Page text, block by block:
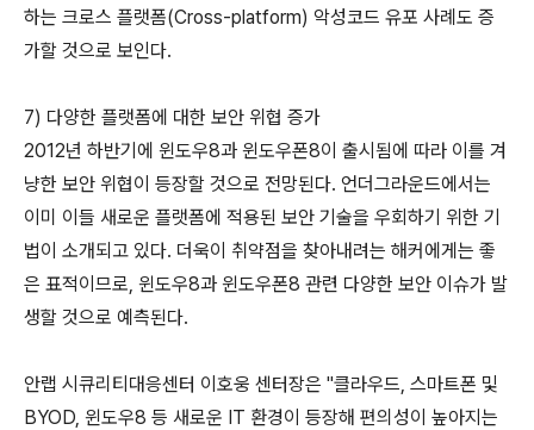
하는 크로스 플랫폼(Cross-platform) 악성코드 유포 사례도 증
가할 것으로 보인다.
7) 다양한 플랫폼에 대한 보안 위협 증가
2012년 하반기에 윈도우8과 윈도우폰8이 출시됨에 따라 이를 겨
냥한 보안 위협이 등장할 것으로 전망된다. 언더그라운드에서는
이미 이들 새로운 플랫폼에 적용된 보안 기술을 우회하기 위한 기
법이 소개되고 있다. 더욱이 취약점을 찾아내려는 해커에게는 좋
은 표적이므로, 윈도우8과 윈도우폰8 관련 다양한 보안 이슈가 발
생할 것으로 예측된다.
안랩 시큐리티대응센터 이호웅 센터장은 "클라우드, 스마트폰 및
BYOD, 윈도우8 등 새로운 IT 환경이 등장해 편의성이 높아지는